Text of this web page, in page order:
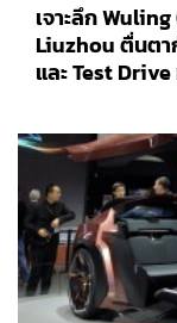
เจาะลึก
Liuzhou ตื่นต
และ Test